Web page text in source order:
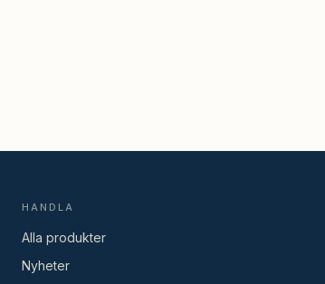
HANDLA
Alla produkter
Nyheter